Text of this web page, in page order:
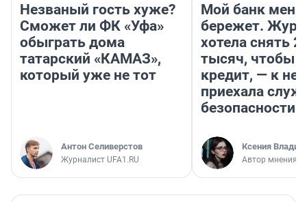
Незваный гость хуже?
Сможет ли ФК «Уфа»
обыграть дома
татарский «КАМАЗ»,
который уже не тот
Антон Селиверстов
Журналист UFA1.RU
Мой банк меня
бережет.
хотела снять
тысяч, чтобы
кредит, — к
приехала
безопасности
Ксения
Автор мнения